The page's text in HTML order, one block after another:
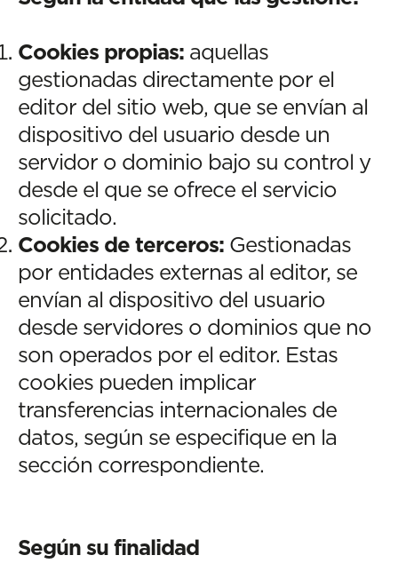
Cookies propias: aquellas
gestionadas directamente por el
editor del sitio web, que se envían al
dispositivo del usuario desde un
servidor o dominio bajo su control y
desde el que se ofrece el servicio
solicitado.
Cookies de terceros: Gestionadas
por entidades externas al editor, se
envían al dispositivo del usuario
desde servidores o dominios que no
son operados por el editor. Estas
cookies pueden implicar
transferencias internacionales de
datos, según se especifique en la
sección correspondiente.
Según su finalidad